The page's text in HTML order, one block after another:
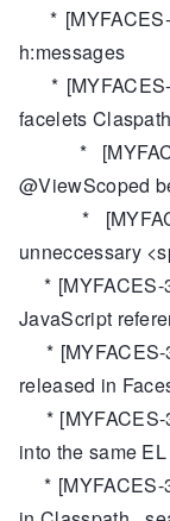
* [MYFACES-
h:messages
*
facelets
*
@ViewScoped
*
unneccessary
* [MYFACES-
JavaScript
* [MYFACES-
released in
* [MYFACES-
into the same
* [MYFACES-